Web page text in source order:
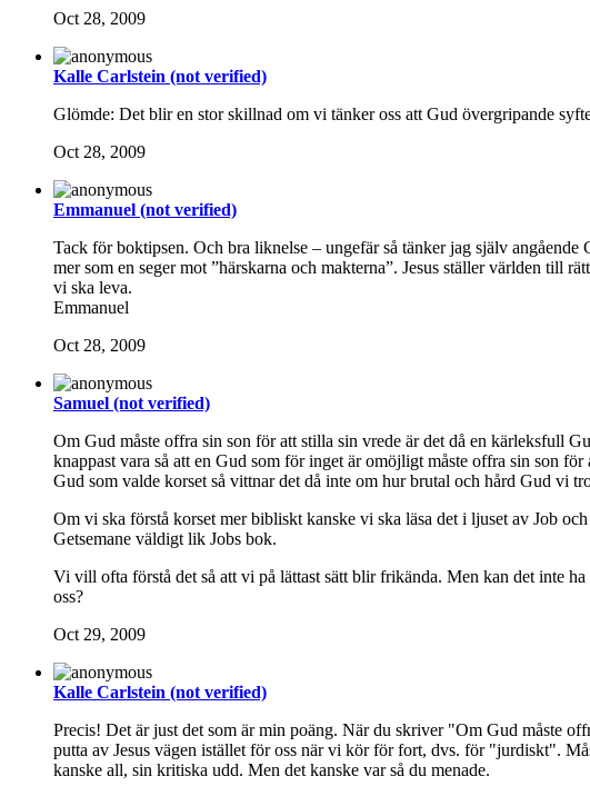
Oct 28, 2009
Kalle Carlstein (not verified)
Glömde: Det blir en stor skillnad om vi tänker oss att Gud övergripande
Oct 28, 2009
Emmanuel (not verified)
Tack för boktipsen. Och bra liknelse – ungefär så tänker jag själv
mer som en seger mot ”härskarna och makterna”. Jesus ställer världen till
vi ska leva.
Emmanuel
Oct 28, 2009
Samuel (not verified)
Om Gud måste offra sin son för att stilla sin vrede är det då en kärleksfull
knappast vara så att en Gud som för inget är omöjligt måste offra sin son
Gud som valde korset så vittnar det då inte om hur brutal och hård Gud vi
Om vi ska förstå korset mer bibliskt kanske vi ska läsa det i ljuset av Job
Getsemane väldigt lik Jobs bok.
Vi vill ofta förstå det så att vi på lättast sätt blir frikända. Men kan det inte
oss?
Oct 29, 2009
Kalle Carlstein (not verified)
Precis! Det är just det som är min poäng. När du skriver "Om Gud måste
putta av Jesus vägen istället för oss när vi kör för fort, dvs. för "jurdiskt".
kanske all, sin kritiska udd. Men det kanske var så du menade.